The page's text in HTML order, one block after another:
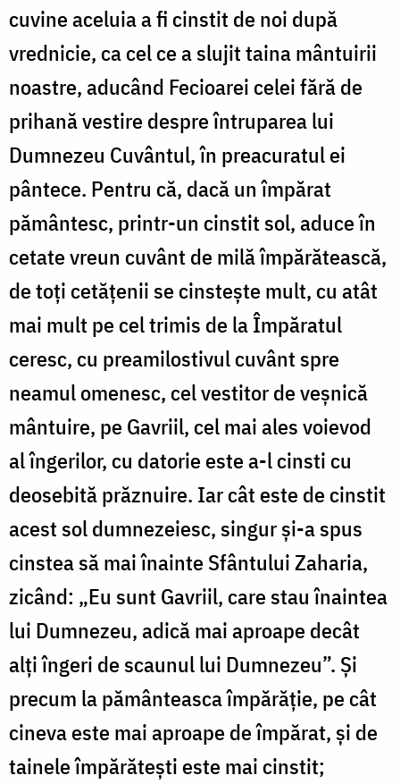
cuvine aceluia a fi cinstit de noi după
vrednicie, ca cel ce a slujit taina mântuirii
noastre, aducând Fecioarei celei fără de
prihană vestire despre întruparea lui
Dumnezeu Cuvântul, în preacuratul ei
pântece. Pentru că, dacă un împărat
pământesc, printr-un cinstit sol, aduce în
cetate vreun cuvânt de milă împărătească,
de toți cetățenii se cinstește mult, cu atât
mai mult pe cel trimis de la Împăratul
ceresc, cu preamilostivul cuvânt spre
neamul omenesc, cel vestitor de veșnică
mântuire, pe Gavriil, cel mai ales voievod
al îngerilor, cu datorie este a-l cinsti cu
deosebită prăznuire. Iar cât este de cinstit
acest sol dumnezeiesc, singur și-a spus
cinstea să mai înainte Sfântului Zaharia,
zicând: „Eu sunt Gavriil, care stau înaintea
lui Dumnezeu, adică mai aproape decât
alți îngeri de scaunul lui Dumnezeu”. Și
precum la pământeasca împărăție, pe cât
cineva este mai aproape de împărat, și de
tainele împărătești este mai cinstit;